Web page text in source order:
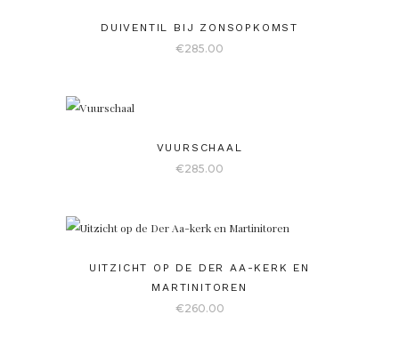
DUIVENTIL BIJ ZONSOPKOMST
€285.00
VUURSCHAAL
€285.00
UITZICHT OP DE DER AA-KERK EN
MARTINITOREN
€260.00